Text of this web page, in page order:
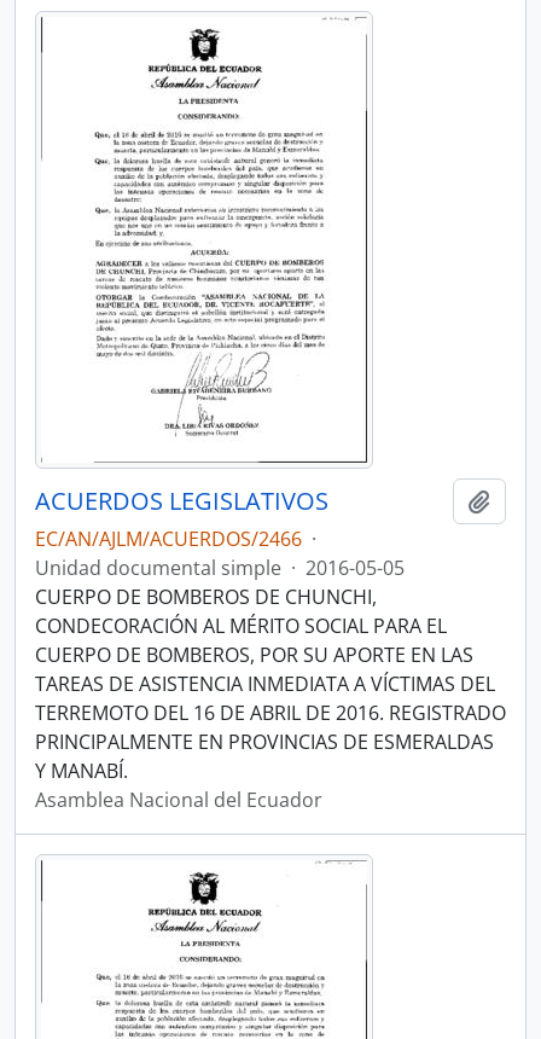
ACUERDOS LEGISLATIVOS
EC/AN/AJLM/ACUERDOS/2466 ·
Unidad documental simple · 2016-05-05
CUERPO DE BOMBEROS DE CHUNCHI,
CONDECORACIÓN AL MÉRITO SOCIAL PARA EL
CUERPO DE BOMBEROS, POR SU APORTE EN LAS
TAREAS DE ASISTENCIA INMEDIATA A VÍCTIMAS DEL
TERREMOTO DEL 16 DE ABRIL DE 2016. REGISTRADO
PRINCIPALMENTE EN PROVINCIAS DE ESMERALDAS
Y MANABÍ.
Asamblea Nacional del Ecuador